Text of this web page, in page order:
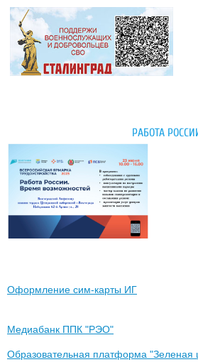
РАБОТА
Оформление сим-карты ИГ
Медиабанк ППК "РЭО"
Образовательная платформа "Зеленая